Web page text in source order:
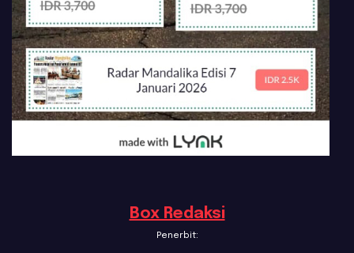
Box Redaksi
Penerbit: